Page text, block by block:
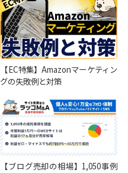
【EC特集】Amazonマーケティン
グの失敗例と対策
【ブログ売却の相場】1,050事例